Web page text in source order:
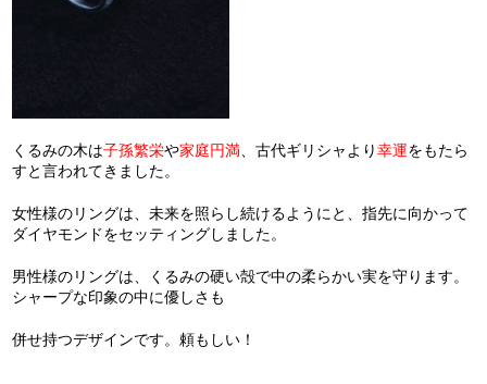
くるみの木は子孫繁栄や家庭円満 、古代ギリシャより幸運をもたら
すと言われてきました。
女性様のリングは、未来を照らし続けるようにと、指先に向かって
ダイヤモンドをセッティングしました。
男性様のリングは、くるみの硬い殻で中の柔らかい実を守ります。
シャープな印象の中に優しさも
併せ持つデザインです。頼もしい！